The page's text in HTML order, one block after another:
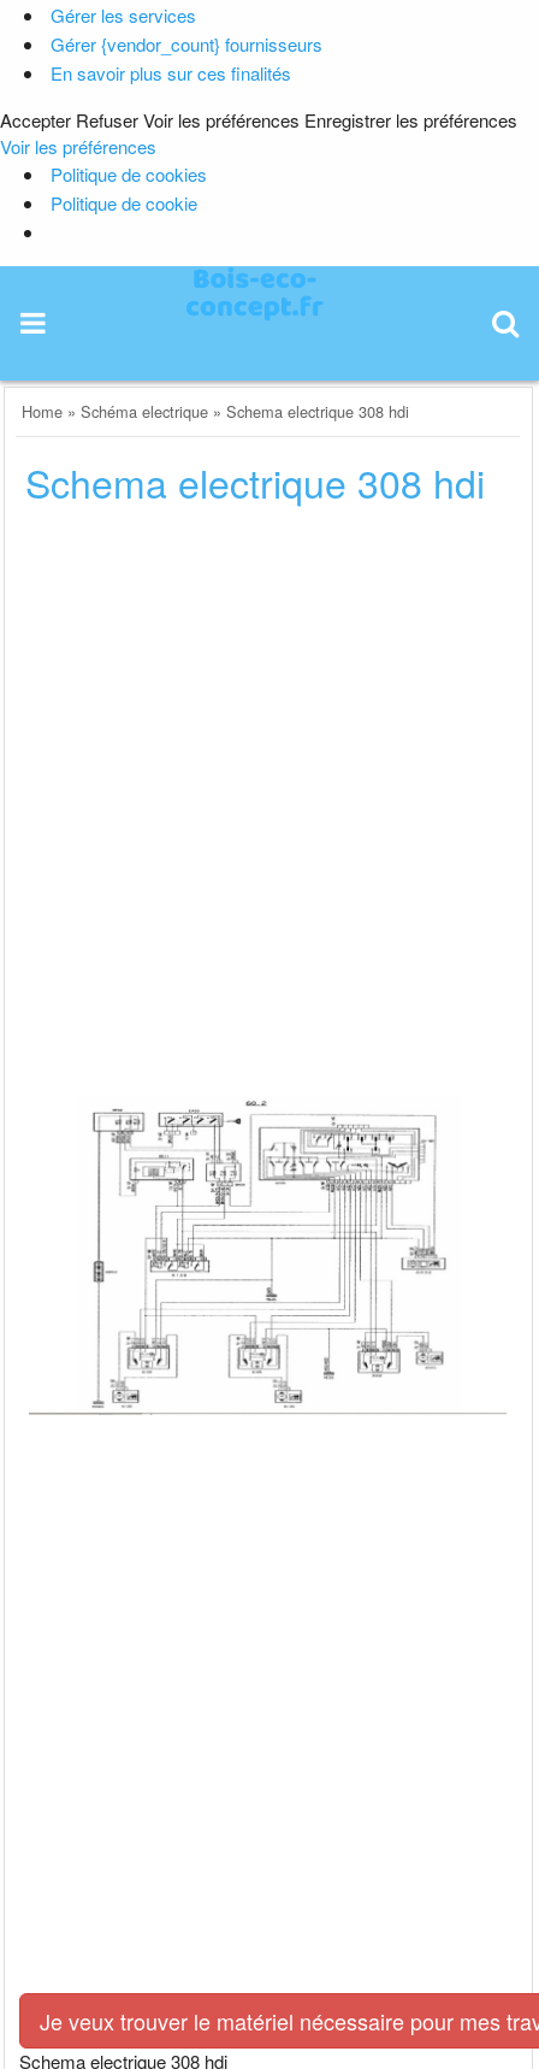
Gérer les services
Gérer {vendor_count} fournisseurs
En savoir plus sur ces finalités
Accepter RefuserVoir les préférences Enregistrer les préférences
Voir les préférences
Politique de cookies
Politique de cookie
content
Home »Schéma electrique »Schema electrique 308 hdi
Schema electrique 308 hdi
Je veux trouver le matériel nécessaire pour mes
Schema electrique 308 hdi